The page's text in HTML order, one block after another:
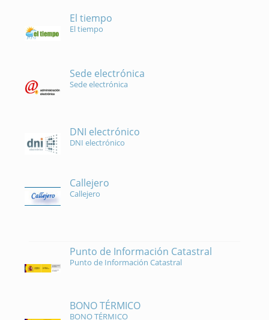
El tiempo
El tiempo
Sede electrónica
Sede electrónica
DNI electrónico
DNI electrónico
Callejero
Callejero
Punto de Información Catastral
Punto de Información Catastral
BONO TÉRMICO
BONO TÉRMICO